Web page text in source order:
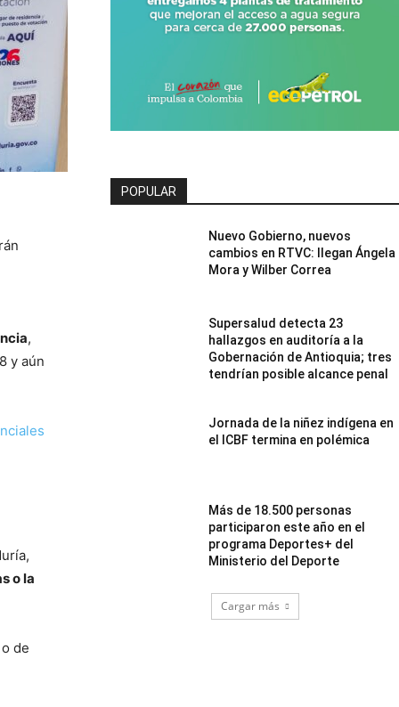
,
y aún
o la
de
POPULAR
Nuevo Gobierno, nuevos
cambios en RTVC: llegan Ángela
Mora y Wilber Correa
Supersalud detecta 23
hallazgos en auditoría a la
Gobernación de Antioquia; tres
tendrían posible alcance penal
Jornada de la niñez indígena en
el ICBF termina en polémica
Más de 18.500 personas
participaron este año en el
programa Deportes+ del
Ministerio del Deporte
Cargar más